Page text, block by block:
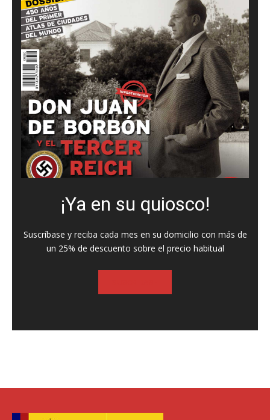
¡Ya en su quiosco!
Suscríbase y reciba cada mes en su domicilio con más de
un 25% de descuento sobre el precio habitual